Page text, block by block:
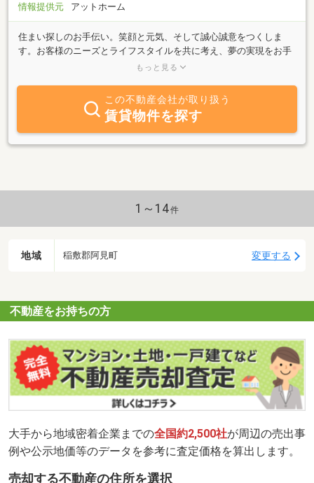
情報提供元
アットホーム
住まい探しのお手伝い。笑顔と元気、そして誠心誠意をつくしま
す。お客様のニーズとライフスタイルを共に考え、夢の実現をお手
伝いいたします！阿見町の不動産の売買、賃貸、管理のことなら当
士、ハウスメーカーと提携し、迅速で丁寧な取引を行っています。
もっと見る
この不動産会社が取り扱う
賃貸物件を探す
1～14件
地域 稲敷郡阿見町 変更する
不動産をお持ちの方
大手から地域密着企業までの全国約2,500社が周辺の売出事
例や公示地価等のデータを参考に査定価格を算出します。
売却する不動産の住所を選択